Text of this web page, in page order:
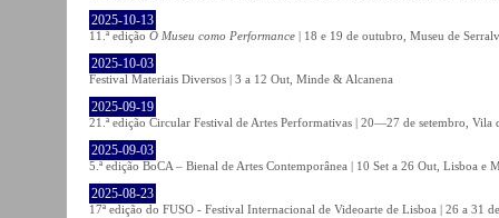
2025-10-13
11.ª edição O Museu como Performance | 18 e 19 de outubro, Museu de
2025-10-03
Festival Materiais Diversos | 3 a 12 Out, Minde & Alcanena
2025-09-19
21.ª edição Circular Festival de Artes Performativas | 20—27 de setembro, Vila
2025-09-03
5.ª edição BoCA – Bienal de Artes Contemporânea | 10 Set a 26 Out, Lisboa e
2025-08-23
17ª edição do FUSO - Festival Internacional de Videoarte de Lisboa | 26 a 31